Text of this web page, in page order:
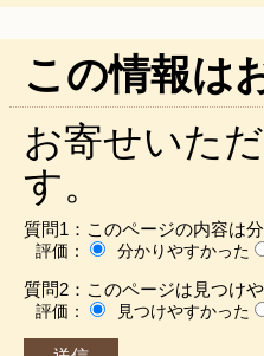
この情報は
お寄せいた
す。
質問1：このページの内容は
評価： 分かりやすかった
質問2：このページは見つけ
評価： 見つけやすかった